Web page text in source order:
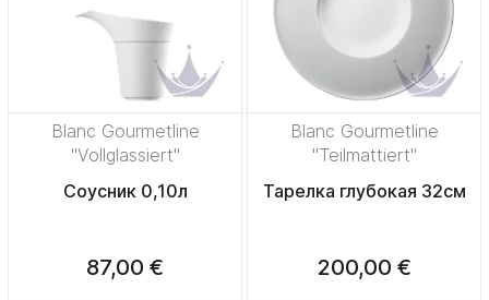
Blanc Gourmetline
"Vollglassiert"
Соусник 0,10л
87,00 €
Blanc Gourmetline
"Teilmattiert"
Тарелка глубокая 32см
200,00 €